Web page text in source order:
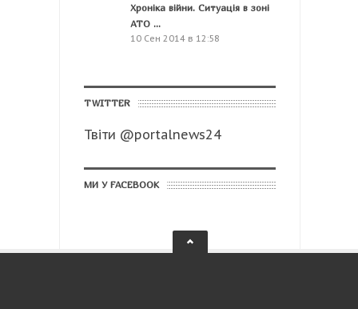
Хроніка війни. Ситуація в зоні
АТО ...
10 Сен 2014 в 12:58
TWITTER
Твіти @portalnews24
МИ У FACEBOOK